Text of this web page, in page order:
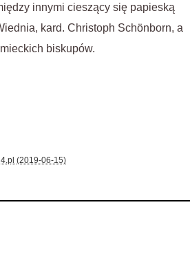
innymi cieszący się papieską
kard. Christoph Schönborn, a
biskupów.
(2019-06-15)